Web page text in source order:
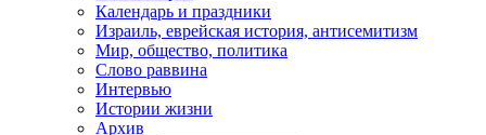
Календарь и праздники
Израиль, еврейская история, антисемитизм
Мир, общество, политика
Слово раввина
Интервью
Истории жизни
Архив